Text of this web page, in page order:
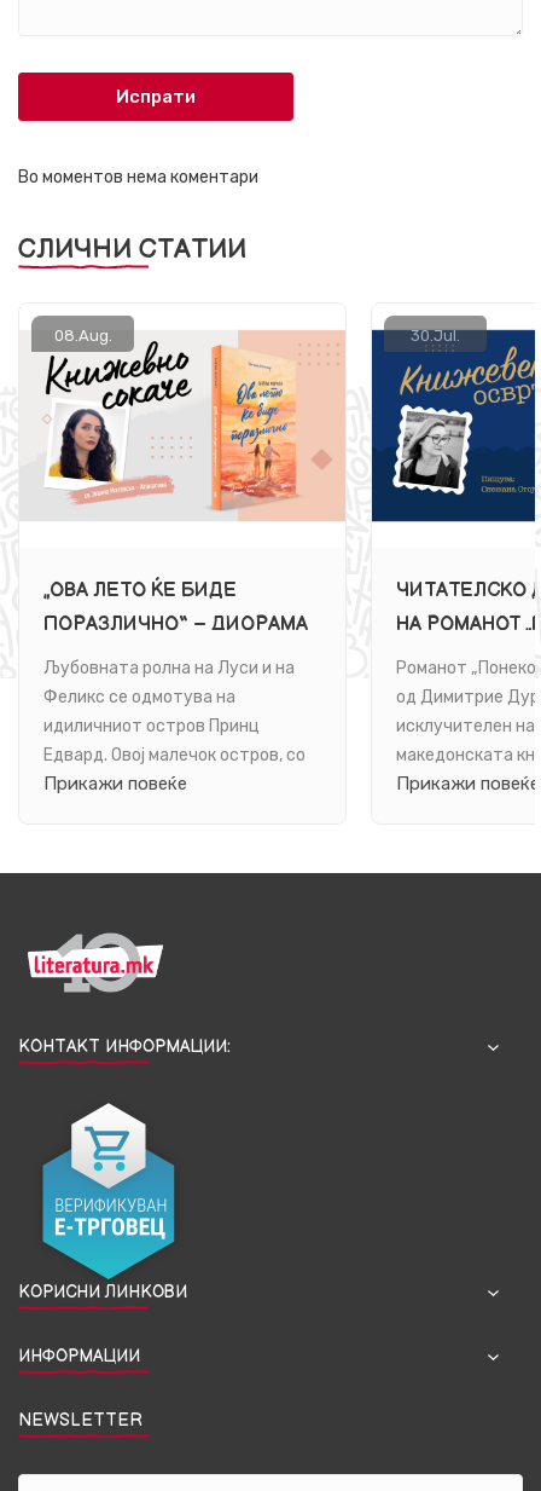
Испрати
Во моментов нема коментари
СЛИЧНИ СТАТИИ
08. Aug.
„ОВА ЛЕТО ЌЕ БИДЕ
ПОРАЗЛИЧНО“ – ДИОРАМА
НА ЉУБОВТА
Љубовната ролна на Луси и на
Феликс се одмотува на
идиличниот остров Принц
Едвард. Овој малечок остров, со
огнени кражбрежја што црвенеат
Прикажи повеќе
30.Jul.
ЧИТАТЕЛСКО
НА РОМАНОТ
СЕ ВРАЌААТ“
ДУРАЦОВСКИ
НА „АРС
Романот
од Димитрие
исклучителен
македонската
Прикажи повеќе
КОНТАКТ ИНФОРМАЦИИ:
КОРИСНИ ЛИНКОВИ
ИНФОРМАЦИИ
NEWSLETTER